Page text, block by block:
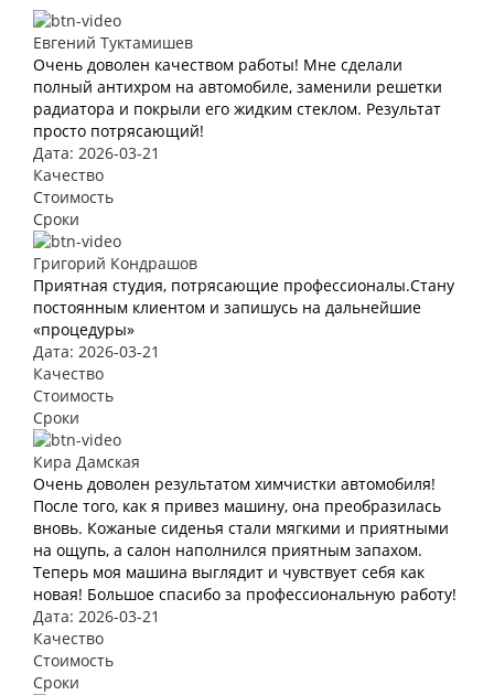
Евгений Туктамишев
Очень доволен качеством работы! Мне сделали
полный антихром на автомобиле, заменили решетки
радиатора и покрыли его жидким стеклом. Результат
просто потрясающий!
Дата: 2026-03-21
Качество
Стоимость
Сроки
Григорий Кондрашов
Приятная студия, потрясающие профессионалы.Стану
постоянным клиентом и запишусь на дальнейшие
«процедуры»
Дата: 2026-03-21
Качество
Стоимость
Сроки
Кира Дамская
Очень доволен результатом химчистки автомобиля!
После того, как я привез машину, она преобразилась
вновь. Кожаные сиденья стали мягкими и приятными
на ощупь, а салон наполнился приятным запахом.
Теперь моя машина выглядит и чувствует себя как
новая! Большое спасибо за профессиональную работу!
Дата: 2026-03-21
Качество
Стоимость
Сроки